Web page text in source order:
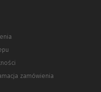
innej
zamówienia